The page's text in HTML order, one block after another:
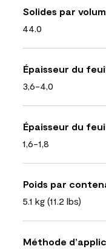
Solides par
44.0
Épaisseur du
3,6-4,0
Épaisseur du
1,6-1,8
Poids par
5.1 kg (11.2 lbs)
Méthode